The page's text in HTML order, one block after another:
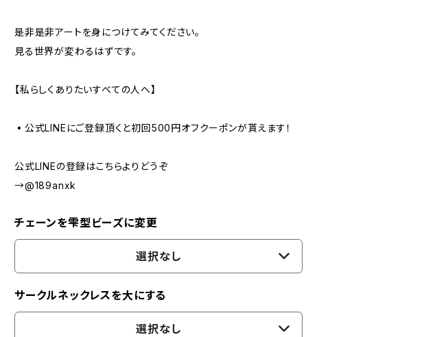
是非是非アートを身につけてみてください。
見る世界が変わるはずです。
【私らしくありたいすべての人へ】
▪️公式LINEにご登録頂くと初回500円オフクーポンが貰えます！
公式LINEの登録はこちらよりどうぞ
→@189anxk
チェーンを雫型ビーズに変更
選択なし
サークルネックレスを大にする
選択なし